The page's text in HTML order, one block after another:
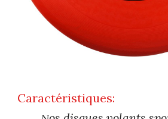
Caractéristiques: